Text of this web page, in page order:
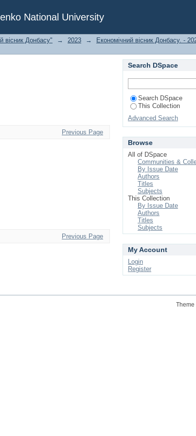
National University
вісник Донбасу" → 2023 →
Економічний вісник Донбасу. -
Previous Page
Previous Page
Search DSpace
Search DSpace
This Collection
Advanced Search
Browse
All of DSpace
Communities &
By Issue Date
Authors
Titles
Subjects
This Collection
By Issue Date
Authors
Titles
Subjects
My Account
Login
Register
Theme